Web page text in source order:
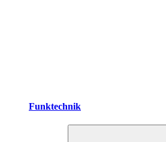
Funktechnik